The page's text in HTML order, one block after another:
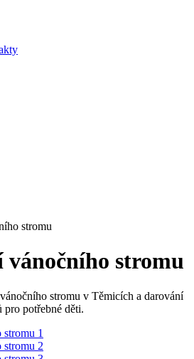
stromu
vánočního stromu
stromu v Těmicích a darování
potřebné děti.